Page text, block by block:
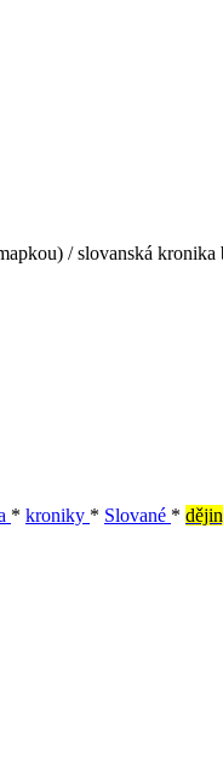
/ slovanská
* kroniky * Slované *